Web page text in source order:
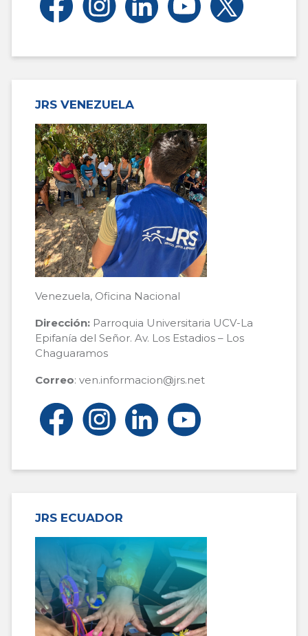
JRS VENEZUELA
Venezuela, Oficina Nacional
Dirección: Parroquia Universitaria UCV-La
Epifanía del Señor. Av. Los Estadios – Los
Chaguaramos
Correo: ven.informacion@jrs.net
JRS ECUADOR